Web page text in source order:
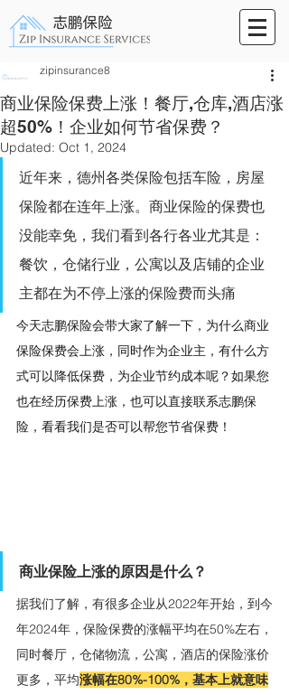
商业保险保费上涨！餐厅,仓库,酒店涨
超50%！企业如何节省保费？
zipinsurance8
Updated: Oct 1, 2024
近年来，德州各类保险包括车险，房屋
保险都在连年上涨。商业保险的保费也
没能幸免，我们看到各行各业尤其是：
餐饮，仓储行业，公寓以及店铺的企业
主都在为不停上涨的保险费而头痛
今天志鹏保险会带大家了解一下，为什么商业
保险保费会上涨，同时作为企业主，有什么方
式可以降低保费，为企业节约成本呢？如果您
也在经历保费上涨，也可以直接联系志鹏保
险，看看我们是否可以帮您节省保费！
商业保险上涨的原因是什么？
据我们了解，有很多企业从2022年开始，到今
年2024年，保险保费的涨幅平均在50%左右，
同时餐厅，仓储物流，公寓，酒店的保险涨价
更多，平均涨幅在80%-100%，基本上就意味